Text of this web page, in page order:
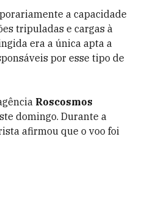
a capacidade
tripuladas e cargas à
era a única apta a
por esse tipo de
Roscosmos
domingo. Durante a
afirmou que o voo foi